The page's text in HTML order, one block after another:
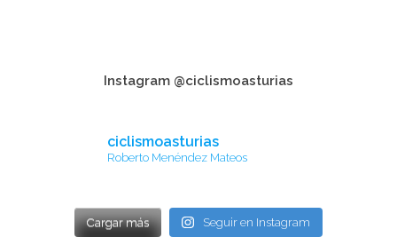
Instagram @ciclismoasturias
ciclismoasturias
Roberto Menéndez Mateos
Cargar más Seguir en Instagram